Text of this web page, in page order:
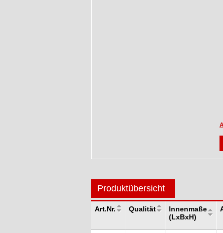
Produktübersicht
Art.Nr. Qualität
Innenmaße
(LxBxH)